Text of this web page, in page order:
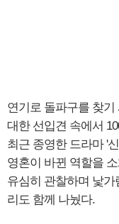
연기로 돌파구를 찾
대한 선입견 속에서
최근 종영한 드라마 '
영혼이 바뀐 역할을
유심히 관찰하며 낯
리도 함께 나눴다.